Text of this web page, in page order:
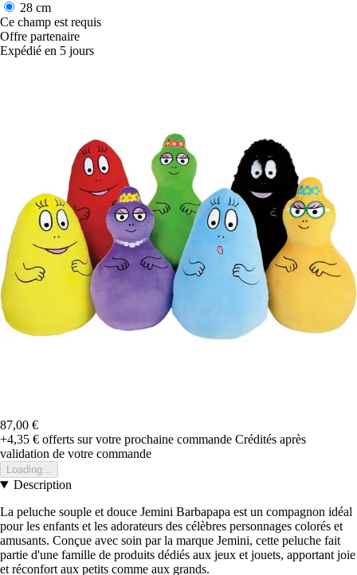
28 cm
Ce champ est requis
Offre partenaire
Expédié en 5 jours
87,00 €
+4,35 € offerts sur votre prochaine commande Crédités après
validation de votre commande
Loading...
Description
La peluche souple et douce Jemini Barbapapa est un compagnon idéal
pour les enfants et les adorateurs des célèbres personnages colorés et
amusants. Conçue avec soin par la marque Jemini, cette peluche fait
partie d'une famille de produits dédiés aux jeux et jouets, apportant joie
et réconfort aux petits comme aux grands.